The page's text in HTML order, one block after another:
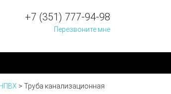
+7 (351) 777-94-98
Перезвоните мне
> Труба канализационная